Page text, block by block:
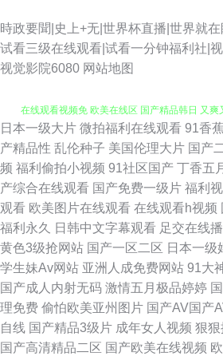
時政要聞|史上+无|世界杯直播|世界就
试看三级在线观看|试看一分钟福利社|
视觉影院6080 网站地图
日韩一级操逼片 国产簧片 AB内射日韩无码 色
在线观看视频免 欧美在线区 国产精品韩日 又爽
黑丝秦先生 97精品人人 亚洲精品主播三级理
幕 亚洲色天堂在线 欧美日韩精品一区二区 国
另类性 国产高清啪免费视频 bt磁力链接迅雷下
二 最新中文字幕一区 日韩精品欧美大片 国产
日本一级大片 微拍福利在线观看 91香
产精品性 乱伦种子 美国伦理大片 国产
频 福利偷拍小视频 91社区国产 丁香五
产综合在线观看 国产免费一级片 福利
观看 欧美图片在线观看 在线观看h视频
福利永久
日韩中文字幕观看 足交在线
黄色3级抢网站 国产一区二区 日本一级
学生妹Av网站 亚洲人成免费网站 91大
国产成人内射无码 激情五月极品婷婷
理免费 偷怕欧美亚州图片 国产AV国产
自线 国产精品3级片 成年女人视频 狠狠
国产高清精品二区 国产欧美在线视频